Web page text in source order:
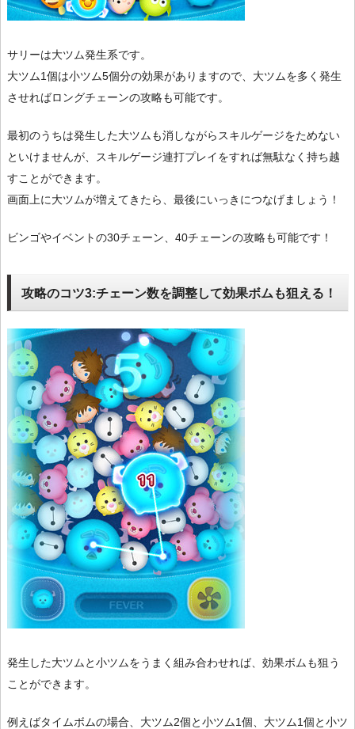
サリーは大ツム発生系です。
大ツム1個は小ツム5個分の効果がありますので、大ツムを多く発生
させればロングチェーンの攻略も可能です。
最初のうちは発生した大ツムも消しながらスキルゲージをためない
といけませんが、スキルゲージ連打プレイをすれば無駄なく持ち越
すことができます。
画面上に大ツムが増えてきたら、最後にいっきにつなげましょう！
ビンゴやイベントの30チェーン、40チェーンの攻略も可能です！
攻略のコツ3:チェーン数を調整して効果ボムも狙える！
発生した大ツムと小ツムをうまく組み合わせれば、効果ボムも狙う
ことができます。
例えばタイムボムの場合、大ツム2個と小ツム1個、大ツム1個と小ツ